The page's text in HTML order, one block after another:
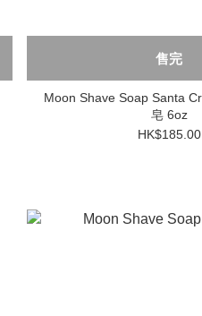
售完
Moon Shave Soap Santa Cruz 聖克魯斯剃鬚
皂 6oz
HK$185.00